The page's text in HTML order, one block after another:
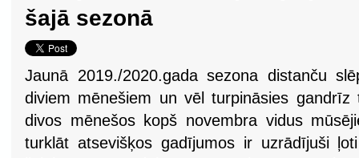
šajā sezonā
Jaunā 2019./2020.gada sezona distanču
diviem mēnešiem un vēl turpināsies
divos mēnešos kopš novembra vidus
turklāt atsevišķos gadījumos ir uzrādījuši